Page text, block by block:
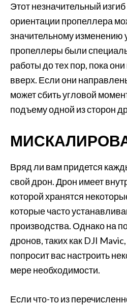
Этот незначительный
ориентации пропеллера
значительному изменению
пропеллеры были
работы до тех пор, пока
вверх. Если они
может сбить угловой
подъему одной из сторон
Вряд ли вам придется
свой дрон. Дрон имеет
которой хранятся
которые часто
производства. Однако на
дронов, таких как DJI
попросит вас настроить
мере необходимости.
Если что-то из